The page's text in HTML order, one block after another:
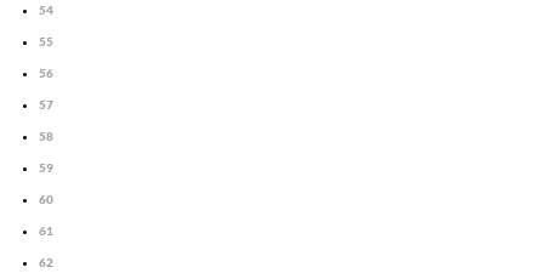
54
55
56
57
58
59
60
61
62